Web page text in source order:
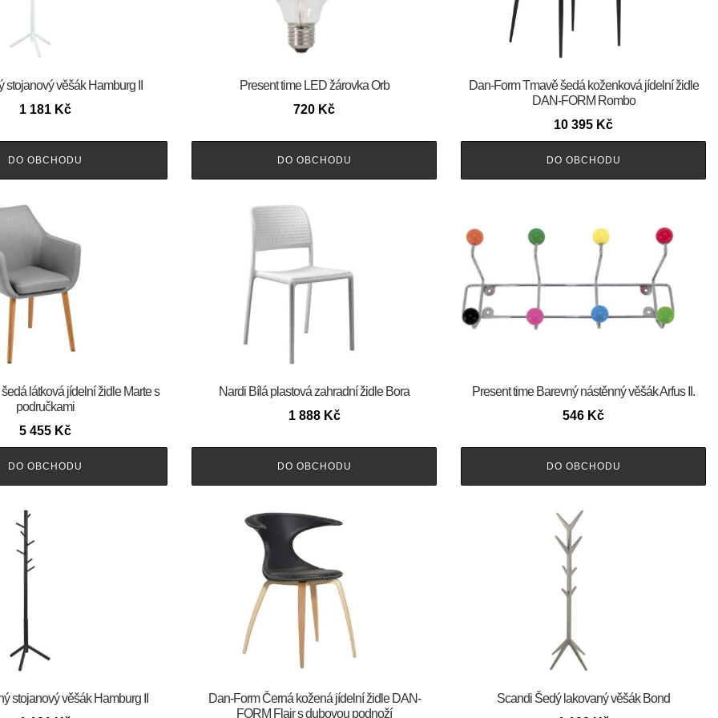
stojanový věšák Hamburg II
1 181 Kč
DO OBCHODU
Present time LED žárovka Orb
720 Kč
DO OBCHODU
​​​​​Dan-Form Tmavě šedá koženková jídelní židle
DAN-FORM Rombo
10 395 Kč
DO OBCHODU
látková jídelní židle Marte s
područkami
5 455 Kč
DO OBCHODU
Nardi Bílá plastová zahradní židle Bora
1 888 Kč
DO OBCHODU
Present time Barevný nástěnný věšák Arfus II.
546 Kč
DO OBCHODU
stojanový věšák Hamburg II
​​​​​Dan-Form Černá kožená jídelní židle DAN-
FORM Flair s dubovou podnoží
Scandi Šedý lakovaný věšák Bond